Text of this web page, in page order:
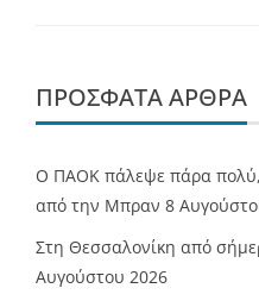
ΠΡΌΣΦΑΤΑ ΆΡΘΡΑ
Ο ΠΑΟΚ πάλεψε πάρα
από την Μπραν 8
Στη Θεσσαλονίκη από
Αυγούστου 2026